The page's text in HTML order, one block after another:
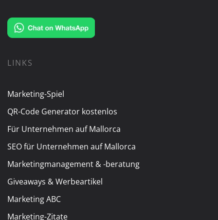
LINKS
Marketing-Spiel
QR-Code Generator kostenlos
Für Unternehmen auf Mallorca
SEO für Unternehmen auf Mallorca
Marketingmanagement & -beratung
Giveaways & Werbeartikel
Marketing ABC
Marketing-Zitate